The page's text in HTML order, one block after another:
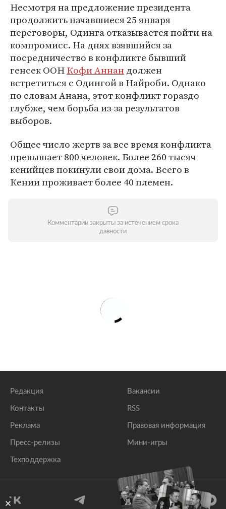
Несмотря на предложение президента
продолжить начавшиеся 25 января
переговоры, Одинга отказывается пойти на
компромисс. На днях взявшийся за
посредничество в конфликте бывший
генсек ООНКофи Аннандолжен
встретиться с Одингой в Найроби. Однако
по словам Анана, этот конфликт гораздо
глубже, чем борьба из-за результатов
выборов.
Общее число жертв за все время конфликта
превышает 800 человек. Более 260 тысяч
кенийцев покинули свои дома. Всего в
Кении проживает более 40 племен.
Комментарии закрыты за истечением срока
давности
Редакция
Контакты
Реклама
Пресс-релизы
Техподдержка
Вакансии
RSS
Правовая информация
Мини-игры